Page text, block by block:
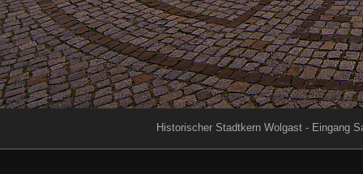
Historischer Stadtkern Wolgast - Eingang